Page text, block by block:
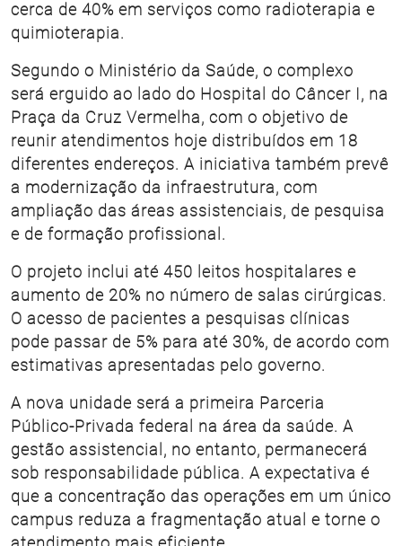
cerca de 40% em serviços como radioterapia e
quimioterapia.
Segundo o Ministério da Saúde, o complexo
será erguido ao lado do Hospital do Câncer I, na
Praça da Cruz Vermelha, com o objetivo de
reunir atendimentos hoje distribuídos em 18
diferentes endereços. A iniciativa também prevê
a modernização da infraestrutura, com
ampliação das áreas assistenciais, de pesquisa
e de formação profissional.
O projeto inclui até 450 leitos hospitalares e
aumento de 20% no número de salas cirúrgicas.
O acesso de pacientes a pesquisas clínicas
pode passar de 5% para até 30%, de acordo com
estimativas apresentadas pelo governo.
A nova unidade será a primeira Parceria
Público-Privada federal na área da saúde. A
gestão assistencial, no entanto, permanecerá
sob responsabilidade pública. A expectativa é
que a concentração das operações em um único
campus reduza a fragmentação atual e torne o